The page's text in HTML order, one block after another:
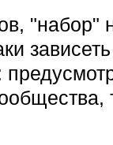
"набор"